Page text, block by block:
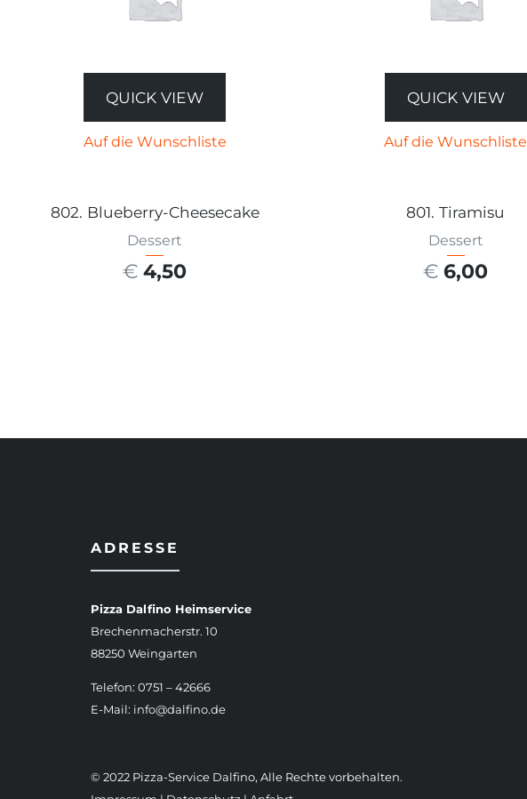
QUICK VIEW
Auf die Wunschliste
802. Blueberry-Cheesecake
Dessert
€ 4,50
QUICK VIEW
Auf die Wunschliste
801. Tiramisu
Dessert
€ 6,00
ADRESSE
Pizza Dalfino Heimservice
Brechenmacherstr. 10
88250 Weingarten
Telefon: 0751 – 42666
E-Mail: info@dalfino.de
© 2022 Pizza-Service Dalfino, Alle Rechte vorbehalten.